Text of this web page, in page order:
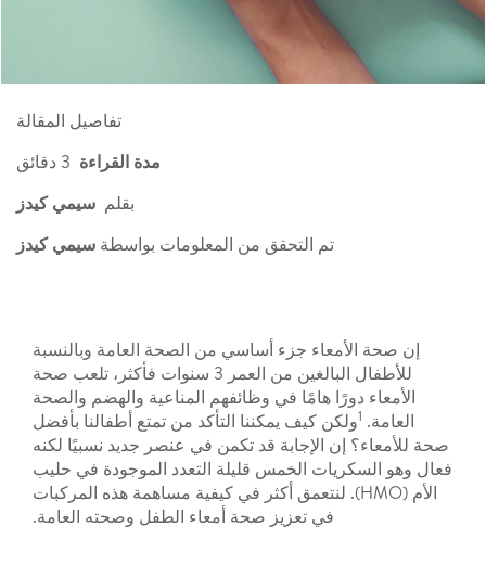
تم التحقق من المعلومات بواسطةسيمي كيدز
جزء أساسي من الصحة العامة وبالنسبة
للأطفال البالغين من العمر 3 سنوات فأكثر، تلعب صحة
هامًا في وظائفهم المناعية والهضم والصحة
ولكن كيف يمكننا التأكد من تمتع أطفالنا بأفضل
إن الإجابة قد تكمن في عنصر جديد نسبيًا لكنه
الخمس قليلة التعدد الموجودة في حليب
(HMO). لنتعمق أكثر في كيفية مساهمة هذه المركبات
في تعزيز صحة أمعاء الطفل وصحته العامة.